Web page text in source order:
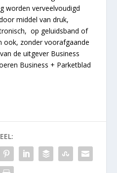
worden verveelvoudigd
middel van druk,
op geluidsband of
ook, zonder voorafgaande
de uitgever Business
Business + Parketblad